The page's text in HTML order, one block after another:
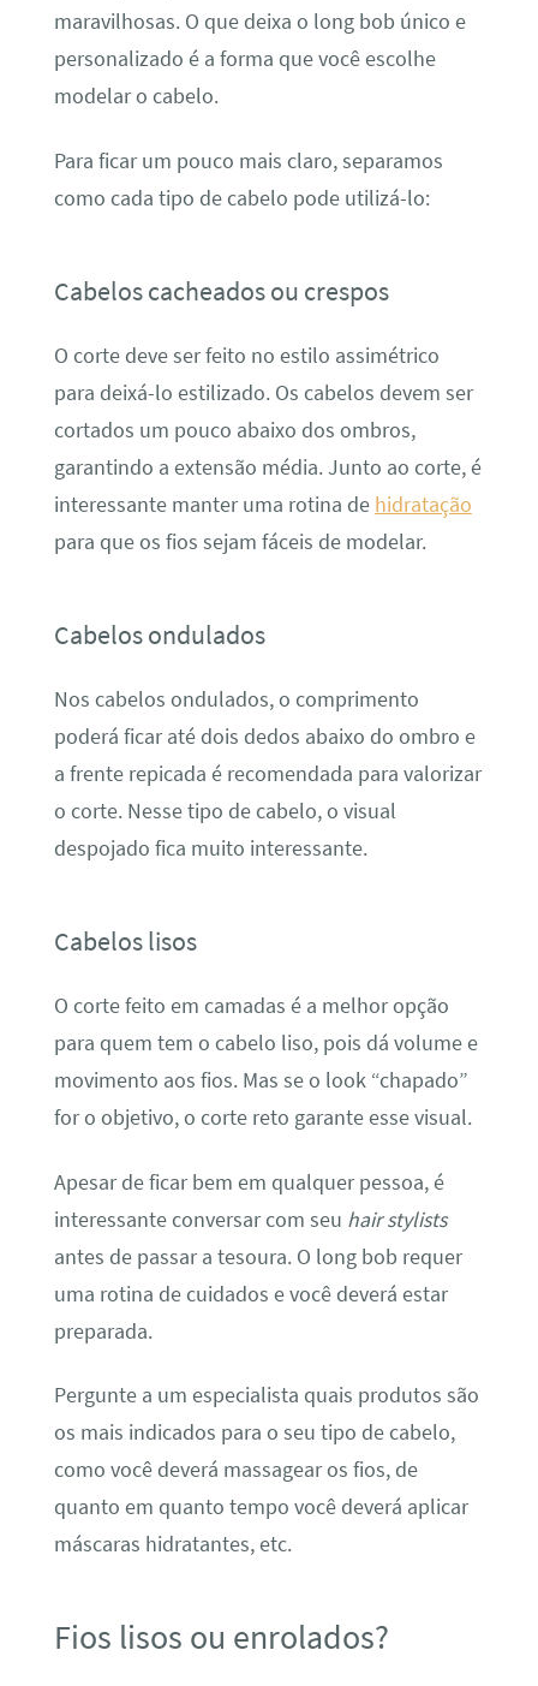
maravilhosas. O que deixa o long bob único e
personalizado é a forma que você escolhe
modelar o cabelo.
Para ficar um pouco mais claro, separamos
como cada tipo de cabelo pode utilizá-lo:
Cabelos cacheados ou crespos
O corte deve ser feito no estilo assimétrico
para deixá-lo estilizado. Os cabelos devem ser
cortados um pouco abaixo dos ombros,
garantindo a extensão média. Junto ao corte, é
interessante manter uma rotina de hidratação
para que os fios sejam fáceis de modelar.
Cabelos ondulados
Nos cabelos ondulados, o comprimento
poderá ficar até dois dedos abaixo do ombro e
a frente repicada é recomendada para valorizar
o corte. Nesse tipo de cabelo, o visual
despojado fica muito interessante.
Cabelos lisos
O corte feito em camadas é a melhor opção
para quem tem o cabelo liso, pois dá volume e
movimento aos fios. Mas se o look “chapado”
for o objetivo, o corte reto garante esse visual.
Apesar de ficar bem em qualquer pessoa, é
interessante conversar com seu hair stylists
antes de passar a tesoura. O long bob requer
uma rotina de cuidados e você deverá estar
preparada.
Pergunte a um especialista quais produtos são
os mais indicados para o seu tipo de cabelo,
como você deverá massagear os fios, de
quanto em quanto tempo você deverá aplicar
máscaras hidratantes, etc.
Fios lisos ou enrolados?